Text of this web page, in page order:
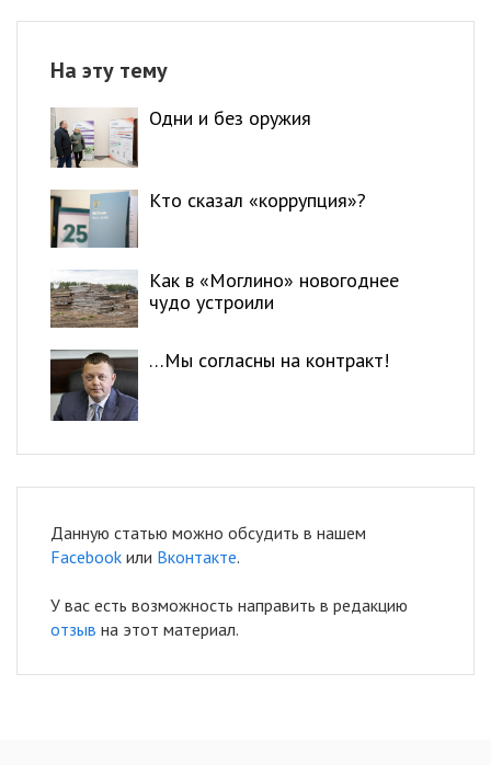
На эту тему
Одни и без оружия
Кто сказал «коррупция»?
Как в «Моглино» новогоднее
чудо устроили
…Мы согласны на контракт!
Данную статью можно обсудить в нашем
Facebook или Вконтакте.
У вас есть возможность направить в редакцию
отзыв на этот материал.